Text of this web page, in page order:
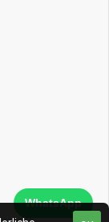
WhatsApp